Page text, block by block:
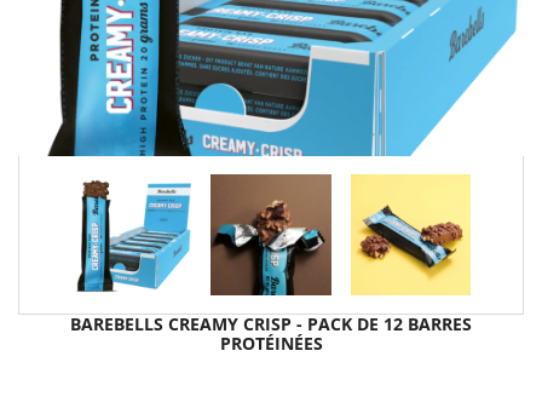
BAREBELLS CREAMY CRISP - PACK DE 12 BARRES
PROTÉINÉES